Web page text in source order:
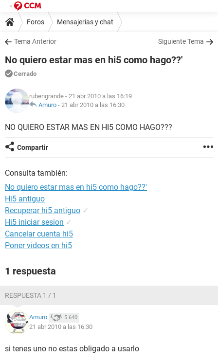
Foros Mensajerías y chat
Tema Anterior Siguiente Tema
No quiero estar mas en hi5 como hago??'
Cerrado
rubengrande - 21 abr 2010 a las 16:19
Amuro - 21 abr 2010 a las 16:30
NO QUIERO ESTAR MAS EN HI5 COMO HAGO???
Compartir
Consulta también:
No quiero estar mas en hi5 como hago??'
Hi5 antiguo
Recuperar hi5 antiguo ✓
Hi5 iniciar sesion ✓
Cancelar cuenta hi5
Poner videos en hi5
1 respuesta
RESPUESTA 1 / 1
Amuro 5.640
21 abr 2010 a las 16:30
si tenes uno no estas obligado a usarlo